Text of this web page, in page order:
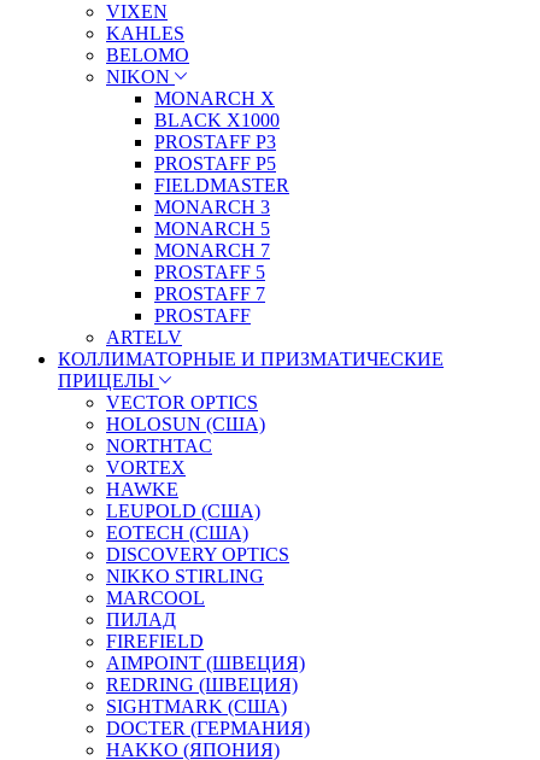
VIXEN
KAHLES
BELOMO
NIKON
MONARCH X
BLACK X1000
PROSTAFF P3
PROSTAFF P5
FIELDMASTER
MONARCH 3
MONARCH 5
MONARCH 7
PROSTAFF 5
PROSTAFF 7
PROSTAFF
ARTELV
КОЛЛИМАТОРНЫЕ И ПРИЗМАТИЧЕСКИЕ
ПРИЦЕЛЫ
VECTOR OPTICS
HOLOSUN (США)
NORTHTAC
VORTEX
HAWKE
LEUPOLD (США)
EOTECH (США)
DISCOVERY OPTICS
NIKKO STIRLING
MARCOOL
ПИЛАД
FIREFIELD
AIMPOINT (ШВЕЦИЯ)
REDRING (ШВЕЦИЯ)
SIGHTMARK (США)
DOCTER (ГЕРМАНИЯ)
HAKKO (ЯПОНИЯ)